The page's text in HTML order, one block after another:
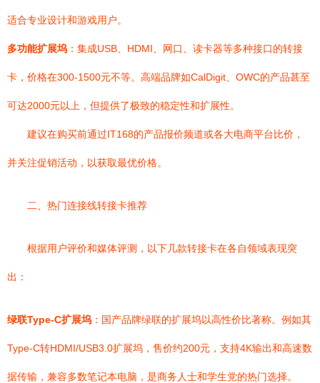
适合专业设计和游戏用户。
多功能扩展坞 ：集成USB、HDMI、网口、读卡器等多种接口的转接
卡，价格在300-1500元不等。高端品牌如CalDigit、OWC的产品甚至
可达2000元以上，但提供了极致的稳定性和扩展性。
建议在购买前通过IT168的产品报价频道或各大电商平台比价，
并关注促销活动，以获取最优价格。
二、热门连接线转接卡推荐
根据用户评价和媒体评测，以下几款转接卡在各自领域表现突
出：
绿联Type-C扩展坞 ：国产品牌绿联的扩展坞以高性价比著称。例如其
Type-C转HDMI/USB3.0扩展坞，售价约200元，支持4K输出和高速数
据传输，兼容多数笔记本电脑，是商务人士和学生党的热门选择。